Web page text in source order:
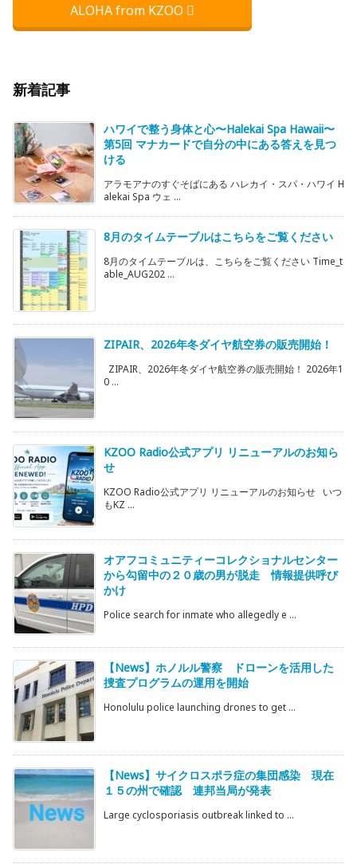
ALOHA from KZOO
新着記事
ハワイで整う身体と心〜Halekai Spa Hawaii〜
第5回 マナカードで自分の中にある答えを見つ
ける
アラモアナのすぐそばにある ハレカイ・スパ・ハワイ H
alekai Spa ウェ ...
8月のタイムテーブルはこちらをご覧ください
8月のタイムテーブルは、こちらをご覧ください Time_t
able_AUG202 ...
ZIPAIR、2026年冬ダイヤ航空券の販売開始！
ZIPAIR、2026年冬ダイヤ航空券の販売開始！ 2026年1
0 ...
KZOO Radio公式アプリ リニューアルのお知ら
せ
KZOO Radio公式アプリ リニューアルのお知らせ いつ
もKZ ...
オアフコミュニティーコレクショナルセンター
から勾留中の２０歳の男が脱走 情報提供呼び
かけ
Police search for inmate who allegedly e ...
【News】ホノルル警察 ドローンを活用した
捜査プログラムの運用を開始
Honolulu police launching drones to get ...
【News】サイクロスポラ症の集団感染 現在
１５の州で確認 連邦当局が発表
Large cyclosporiasis outbreak linked to ...